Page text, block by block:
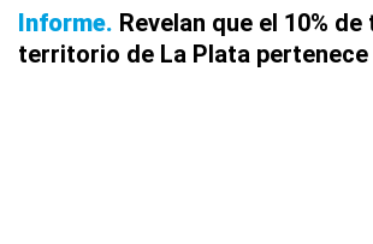
Informe Revelan que el 10%
territorio de La Plata